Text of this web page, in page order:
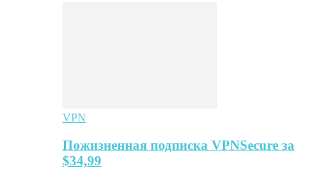
VPN
Пожизненная подписка VPNSecure за
$34,99